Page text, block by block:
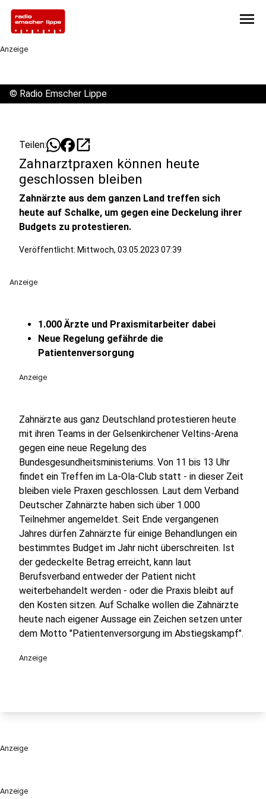
menu
Anzeige
Anzeige
© Radio Emscher Lippe
Teilen: open_in_new
Zahnarztpraxen können heute
geschlossen bleiben
Zahnärzte aus dem ganzen Land treffen sich
heute auf Schalke, um gegen eine Deckelung ihrer
Budgets zu protestieren.
Veröffentlicht: Mittwoch, 03.05.2023 07:39
Anzeige
1.000 Ärzte und Praxismitarbeiter dabei
Neue Regelung gefährde die
Patientenversorgung
Anzeige
Zahnärzte aus ganz Deutschland protestieren heute
mit ihren Teams in der Gelsenkirchener Veltins-Arena
gegen eine neue Regelung des
Bundesgesundheitsministeriums. Von 11 bis 13 Uhr
findet ein Treffen im La-Ola-Club statt - in dieser Zeit
bleiben viele Praxen geschlossen. Laut dem Verband
Deutscher Zahnärzte haben sich über 1.000
Teilnehmer angemeldet. Seit Ende vergangenen
Jahres dürfen Zahnärzte für einige Behandlungen ein
bestimmtes Budget im Jahr nicht überschreiten. Ist
der gedeckelte Betrag erreicht, kann laut
Berufsverband entweder der Patient nicht
weiterbehandelt werden - oder die Praxis bleibt auf
den Kosten sitzen. Auf Schalke wollen die Zahnärzte
heute nach eigener Aussage ein Zeichen setzen unter
dem Motto "Patientenversorgung im Abstiegskampf".
Anzeige
Anzeige